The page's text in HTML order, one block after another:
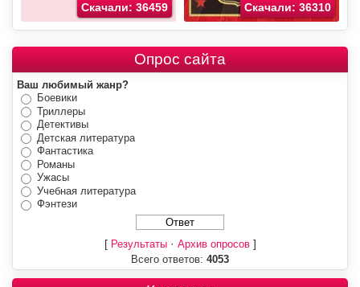
Скачали: 36459 Скачали: 36310
Опрос сайта
Ваш любимый жанр?
Боевики
Триллеры
Детективы
Детская литература
Фантастика
Романы
Ужасы
Учебная литература
Фэнтези
[ Результаты· Архив опросов]
Всего ответов: 4053